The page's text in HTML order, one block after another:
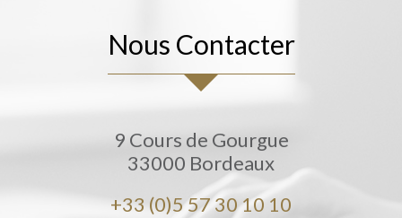
Nous Contacter
9 Cours de Gourgue
33000 Bordeaux
+33 (0)5 57 30 10 10